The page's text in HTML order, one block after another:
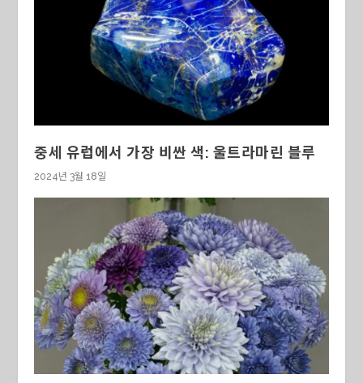
중세 유럽에서 가장 비싼 색: 울트라마린 블루
2024년 3월 18일